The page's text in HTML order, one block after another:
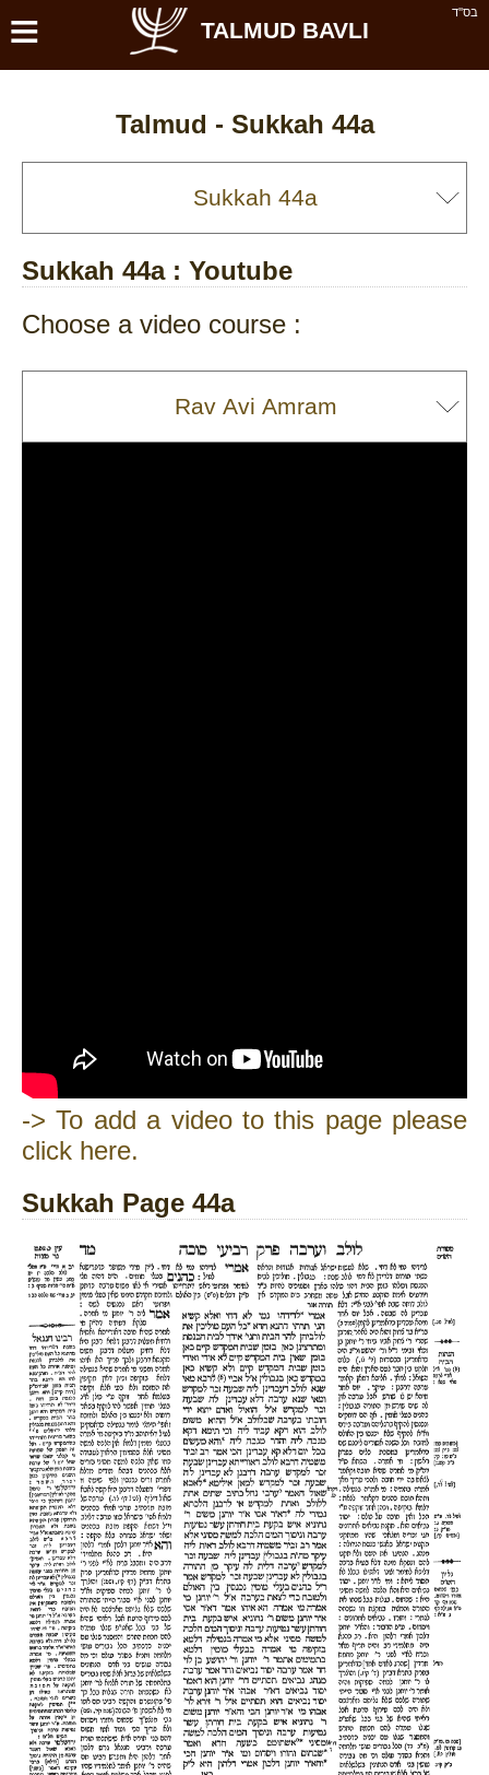
בס''ד ≡ TALMUD BAVLI
Talmud - Sukkah 44a
Sukkah 44a: Youtube
Choose a video course :
-> To add a video to this page please
click here.
Sukkah Page 44a